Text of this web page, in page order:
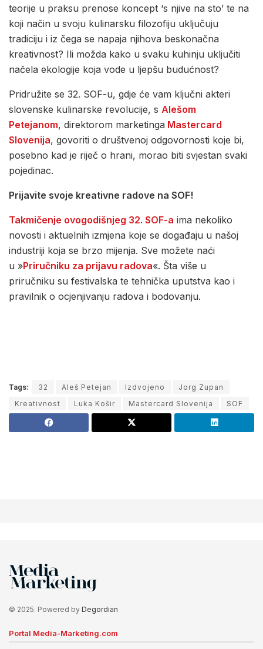
teorije u praksu prenose koncept ‘s njive na sto’ te na
koji način u svoju kulinarsku filozofiju uključuju
tradiciju i iz čega se napaja njihova beskonačna
kreativnost? Ili možda kako u svaku kuhinju uključiti
načela ekologije koja vode u ljepšu budućnost?
Pridružite se 32. SOF-u, gdje će vam ključni akteri
slovenske kulinarske revolucije, s Alešom
Petejanom, direktorom marketinga Mastercard
Slovenija, govoriti o društvenoj odgovornosti koje bi,
posebno kad je riječ o hrani, morao biti svjestan svaki
pojedinac.
Prijavite svoje kreativne radove na SOF!
Takmičenje ovogodišnjeg 32. SOF-a ima nekoliko
novosti i aktuelnih izmjena koje se događaju u našoj
industriji koja se brzo mijenja. Sve možete naći
u »Priručniku za prijavu radova«. Šta više u
priručniku su festivalska te tehnička uputstva kao i
pravilnik o ocjenjivanju radova i bodovanju.
Tags: 32 Aleš Petejan Izdvojeno
Jorg Zupan
Kreativnost
Luka Košir Mastercard Slovenija SOF
© 2025. Powered by Degordian
Portal Media-Marketing.com